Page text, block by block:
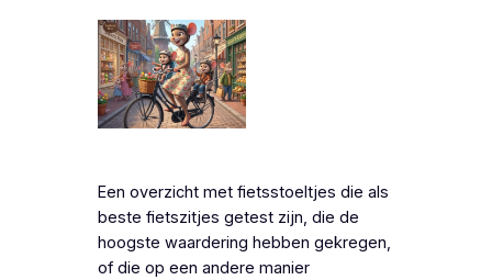
Een overzicht met fietsstoeltjes die als
beste fietszitjes getest zijn, die de
hoogste waardering hebben gekregen,
of die op een andere manier